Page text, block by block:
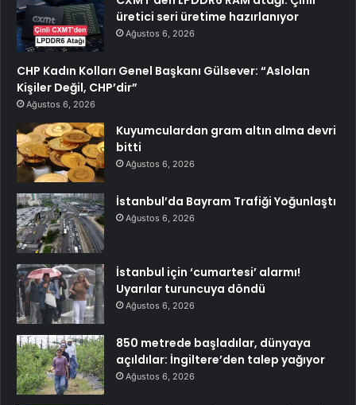
üretici seri üretime hazırlanıyor
Ağustos 6, 2026
CHP Kadın Kolları Genel Başkanı Gülsever: “Aslolan
Kişiler Değil, CHP’dir”
Ağustos 6, 2026
Kuyumculardan gram altın alma devri
bitti
Ağustos 6, 2026
İstanbul’da Bayram Trafiği Yoğunlaştı
Ağustos 6, 2026
İstanbul için ‘cumartesi’ alarmı!
Uyarılar turuncuya döndü
Ağustos 6, 2026
850 metrede başladılar, dünyaya
açıldılar: İngiltere’den talep yağıyor
Ağustos 6, 2026